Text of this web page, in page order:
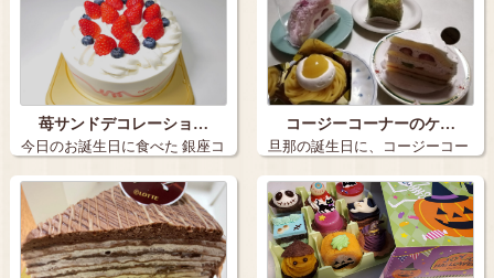
苺サンドデコレーショ…
今日のお誕生日に食べた 銀座コ
ージーコ…
コージーコーナーのケ…
旦那の誕生日に、コージーコー
ナーで買って…